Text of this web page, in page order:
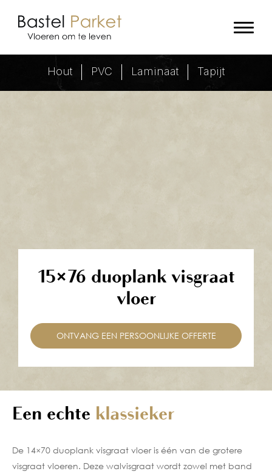
14x70 visgraat
Hout PVC Laminaat Tapijt
15×76 duoplank visgraat
vloer
ONTVANG EEN PERSOONLIJKE OFFERTE
Een echte klassieker
De 14×70 duoplank visgraat vloer is één van de grotere
visgraat vloeren. Deze walvisgraat wordt zowel met band